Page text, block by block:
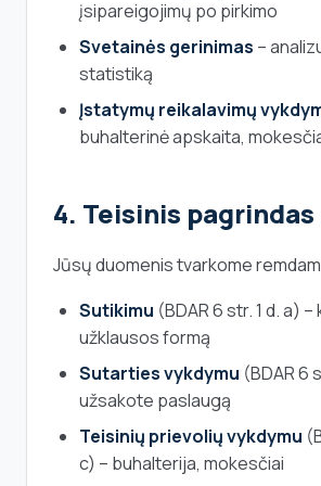
įsipareigojimų po pirkimo
Svetainės gerinimas –
statistiką
Įstatymų reikalavimų
buhalterinė apskaita,
4. Teisinis pagrindas
Jūsų duomenis tvarkome
Sutikimu (BDAR 6 str. 1 d. a)
užklausos formą
Sutarties vykdymu (BDAR 6
užsakote paslaugą
Teisinių prievolių vykdymu
c) – buhalterija, mokesčiai